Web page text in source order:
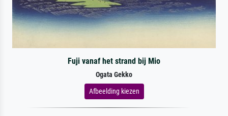
Fuji vanaf het strand bij Mio
Ogata Gekko
Afbeelding kiezen